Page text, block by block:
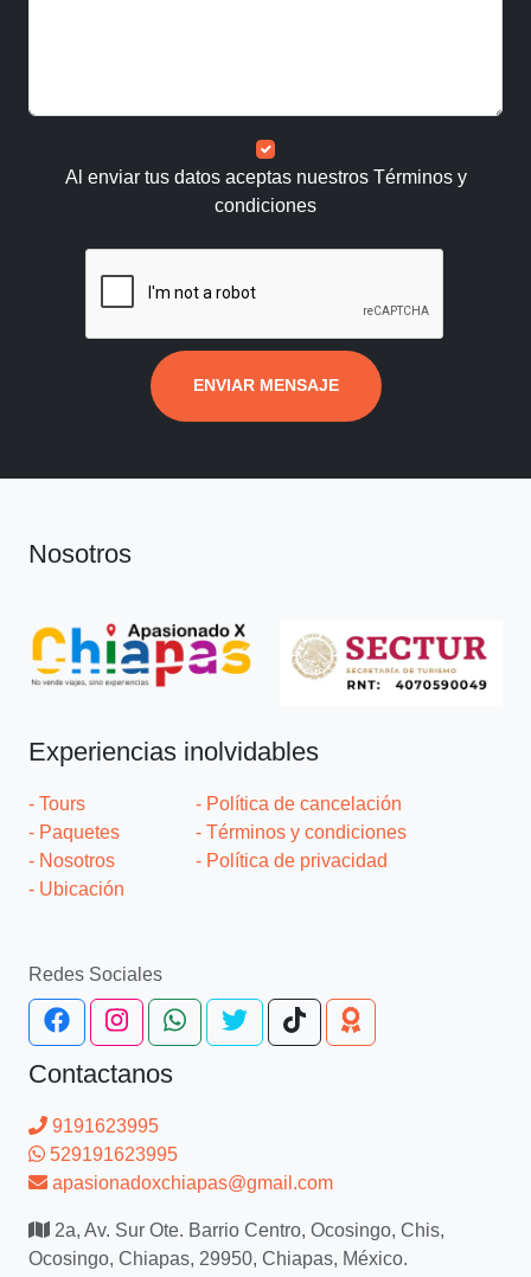
Al enviar tus datos aceptas nuestros Términos y
condiciones
ENVIAR MENSAJE
Nosotros
Experiencias inolvidables
- Tours
- Paquetes
- Nosotros
- Ubicación
- Política de cancelación
- Términos y condiciones
- Política de privacidad
Redes Sociales
Contactanos
9191623995
529191623995
apasionadoxchiapas@gmail.com
2a, Av. Sur Ote. Barrio Centro, Ocosingo, Chis,
Ocosingo, Chiapas, 29950, Chiapas, México.